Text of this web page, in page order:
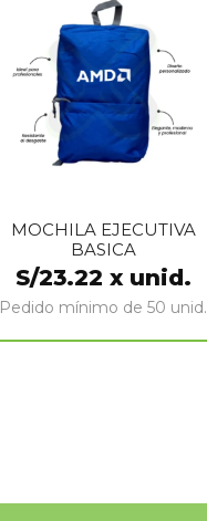
MOCHILA EJECUTIVA
BASICA
S/23.22 x unid.
Pedido mínimo de 50 unid.